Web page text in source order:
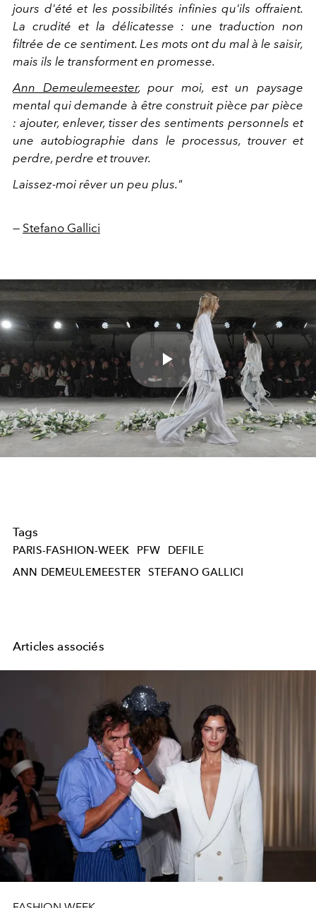
jours d'été et les possibilités infinies qu'ils offraient.
La crudité et la délicatesse : une traduction non
filtrée de ce sentiment. Les mots ont du mal à le saisir,
mais ils le transforment en promesse.
Ann Demeulemeester, pour moi, est un paysage
mental qui demande à être construit pièce par pièce
: ajouter, enlever, tisser des sentiments personnels et
une autobiographie dans le processus, trouver et
perdre, perdre et trouver.
Laissez-moi rêver un peu plus."
— Stefano Gallici
Play
Video
Tags
PARIS-FASHION-WEEK PFW
DEFILE
ANN DEMEULEMEESTER
STEFANO GALLICI
Articles associés